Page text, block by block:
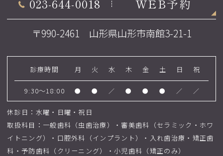
023-644-0018 WEB予約
〒990-2461 山形県山形市南館3-21-1
診療時間 月 火 水 木 金 土 日 祝
9:30～18:00 ● ● ／ ● ● ● ／ ／
休診日：水曜・日曜・祝日
取扱科目：一般歯科（虫歯治療）・審美歯科（セラミック・ホワ
イトニング）・口腔外科（インプラント）・入れ歯治療・矯正歯
科・予防歯科（クリーニング）・小児歯科（矯正のみ）